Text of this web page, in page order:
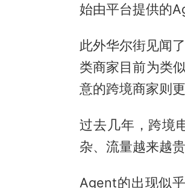
始由平台提供的
此外华尔街见闻
类商家目前为类
意的跨境商家则更
过去几年，跨境
杂、流量越来越
Agent的出现似